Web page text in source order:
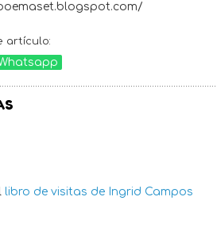
artículo:
libro de visitas de Ingrid Campos